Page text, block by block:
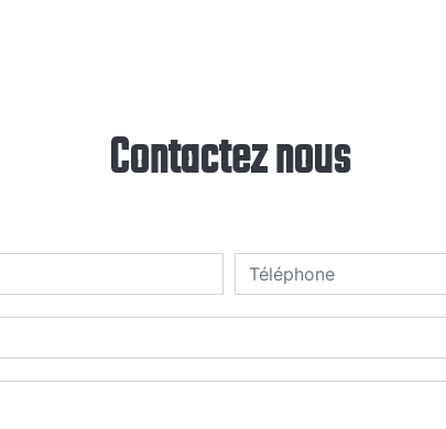
Contactez nous